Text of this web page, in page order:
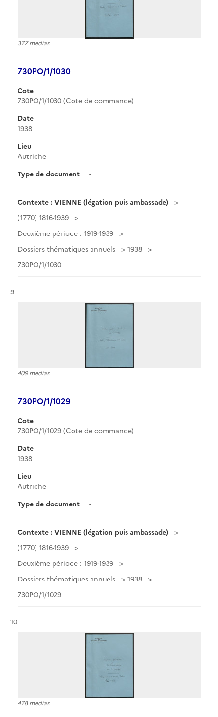
377 medias
730PO/1/1030
Cote
730PO/1/1030 (Cote de commande)
Date
1938
Lieu
Autriche
Type de document
-
Contexte : VIENNE (légation puis ambassade)
(1770) 1816-1939
Deuxième période : 1919-1939
Dossiers thématiques annuels
1938
730PO/1/1030
Résultat n°
9
409 medias
730PO/1/1029
Cote
730PO/1/1029 (Cote de commande)
Date
1938
Lieu
Autriche
Type de document
-
Contexte : VIENNE (légation puis ambassade)
(1770) 1816-1939
Deuxième période : 1919-1939
Dossiers thématiques annuels
1938
730PO/1/1029
Résultat n°
10
478 medias